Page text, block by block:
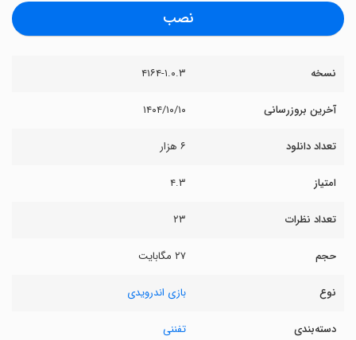
نصب
نسخه ۴۱۶۴-۱.۰.۳
آخرین بروزرسانی ۱۴۰۴/۱۰/۱۰
تعداد دانلود ۶ هزار
امتیاز ۴.۳
تعداد نظرات ۲۳
حجم ۲۷ مگابایت
نوع بازی اندرویدی
دسته‌بندی تفننی